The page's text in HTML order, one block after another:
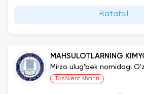
Batafsil
MAHSULOTLARNING
(OZIQ-OVQAT
Mirzo ulug'bek nomidagi
universiteti
Toshkent shahri